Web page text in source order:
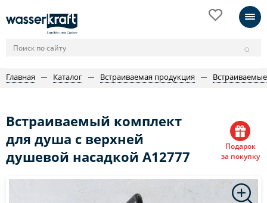
Главная Каталог Встраиваемая продукция
Встраиваемый комплект
для душа с верхней
душевой насадкой A12777
Подарок
за покупку